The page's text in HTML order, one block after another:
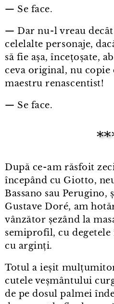
— Se face.
— Dar nu⁠-⁠l vreau
celelalte personaje,
să fie așa, încețoșate,
ceva original, nu copie
maestru renascentist!
— Se face.
După ce⁠-⁠am răsfoit
începând cu Giotto,
Bassano sau
Gustave Doré, am
vânzător șezând la
semiprofil, cu degetele
cu arginți.
Totul a ieșit
cutele veșmântului
de pe dosul palmei